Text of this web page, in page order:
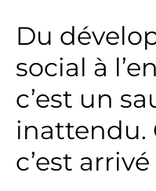
Du
social à
c’est un
inattendu.
c’est arrivé